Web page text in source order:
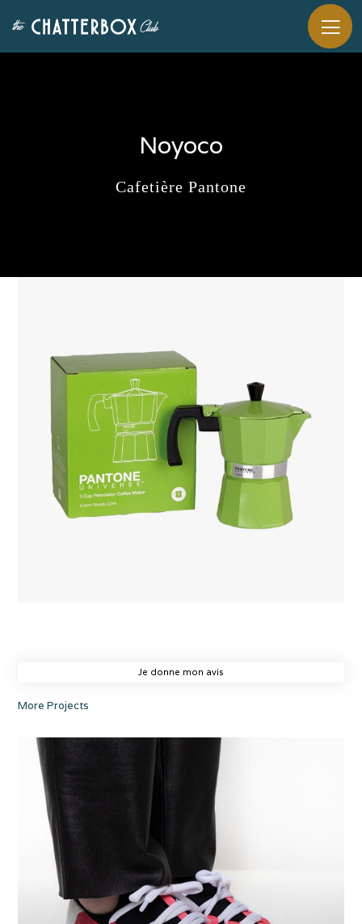
Noyoco
Cafetière Pantone
Je donne mon avis
More Projects